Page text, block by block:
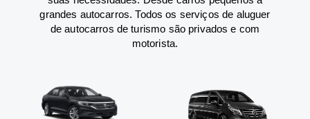
grandes autocarros. Todos os serviços de aluguer
de autocarros de turismo são privados e com
motorista.